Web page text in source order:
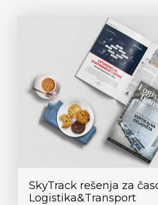
SkyTrack rešenja za
Logistika&Transport